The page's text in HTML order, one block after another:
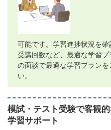
可能です。学習進捗状況を確
受講回数など、最適な学習
の面談で最適な学習プラン
い。
模試・テスト受験で客観
学習サポート